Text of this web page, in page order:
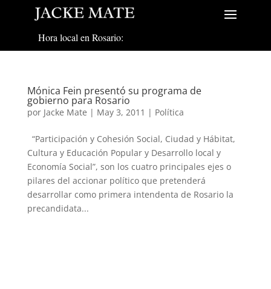
Hora local en Rosario:
Mónica Fein presentó su programa de
gobierno para Rosario
por Jacke Mate | May 3, 2011 | Política
“Participación y Cohesión Social, Ciudad y Hábitat,
Cultura y Educación Popular y Desarrollo local y
Economía Social”, son los cuatro principales ejes o
pilares del accionar político que pretenderá
desarrollar como primera intendenta de Rosario la
precandidata...